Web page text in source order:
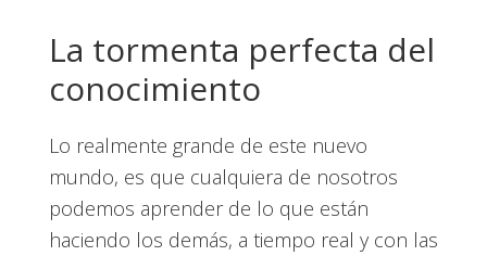
La tormenta perfecta del
conocimiento
Lo realmente grande de este nuevo
mundo, es que cualquiera de nosotros
podemos aprender de lo que están
haciendo los demás, a tiempo real y con las